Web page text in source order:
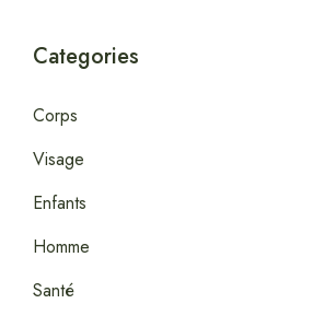
Categories
Corps
Visage
Enfants
Homme
Santé